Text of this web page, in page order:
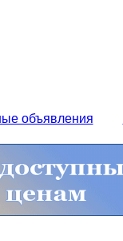
объявления